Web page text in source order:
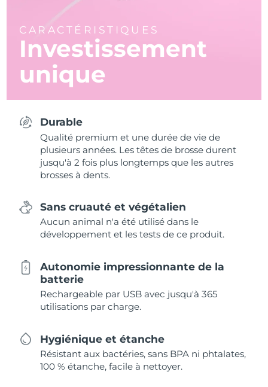
CARACTÉRISTIQUES
Investissement
unique
Durable
Qualité premium et une durée de vie de
plusieurs années. Les têtes de brosse durent
jusqu'à 2 fois plus longtemps que les autres
brosses à dents.
Sans cruauté et végétalien
Aucun animal n'a été utilisé dans le
développement et les tests de ce produit.
Autonomie impressionnante de la
batterie
Rechargeable par USB avec jusqu'à 365
utilisations par charge.
Hygiénique et étanche
Résistant aux bactéries, sans BPA ni phtalates,
100 % étanche, facile à nettoyer.